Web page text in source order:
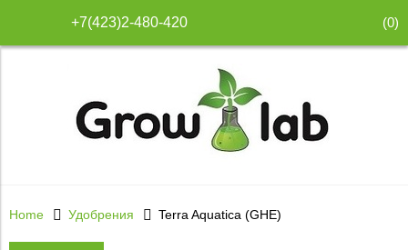
+7(423)2-480-420 (0)
Home Удобрения Terra Aquatica (GHE)